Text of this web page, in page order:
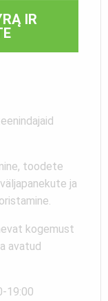
IR
toodete
ja
kogemust
avatud
19:00